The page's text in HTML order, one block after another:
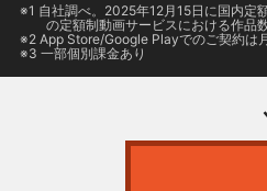
1 自社調べ。2025年12月15日に国内定
の定額制動画サービスにおける作品
2 App Store/Google Playでのご契約は
3 一部個別課金あり